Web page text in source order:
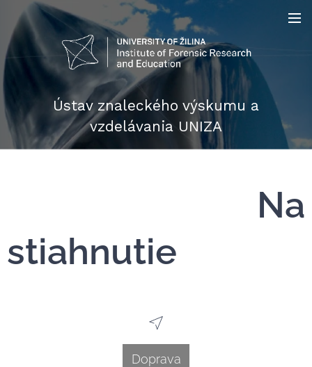
Ústav znaleckého výskumu a
vzdelávania UNIZA
Na
stiahnutie
Doprava